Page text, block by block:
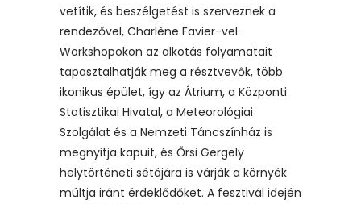
vetítik, és beszélgetést is szerveznek a
rendezővel, Charlène Favier-vel.
Workshopokon az alkotás folyamatait
tapasztalhatják meg a résztvevők, több
ikonikus épület, így az Átrium, a Központi
Statisztikai Hivatal, a Meteorológiai
Szolgálat és a Nemzeti Táncszínház is
megnyitja kapuit, és Őrsi Gergely
helytörténeti sétájára is várják a környék
múltja iránt érdeklődőket. A fesztivál idején